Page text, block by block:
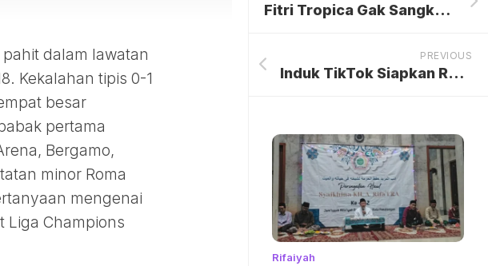
pahit dalam lawatan
Kekalahan tipis 0-1
besar
pertama
Bergamo,
minor Roma
mengenai
Liga Champions
Fitri Tropica Gak Sangka, Berkat Putrinya Disambut dan Dikawal Menuju Raudah
PREVIOUS
Induk TikTok Siapkan Rp 238 Triliun untuk Borong Chip AI Nvidia
Rifaiyah